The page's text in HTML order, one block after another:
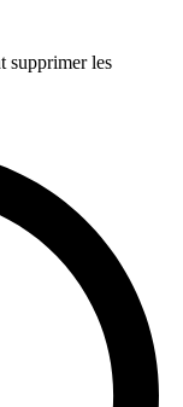
supprimer les